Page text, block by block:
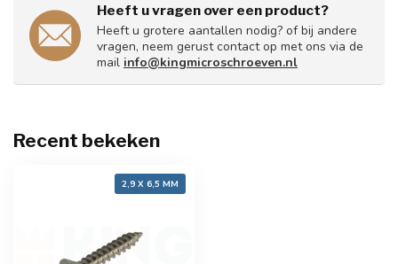
Heeft u vragen over een product?
Heeft u grotere aantallen nodig? of bij andere
vragen, neem gerust contact op met ons via de
mail info@kingmicroschroeven.nl
Recent bekeken
2,9 X 6,5 MM